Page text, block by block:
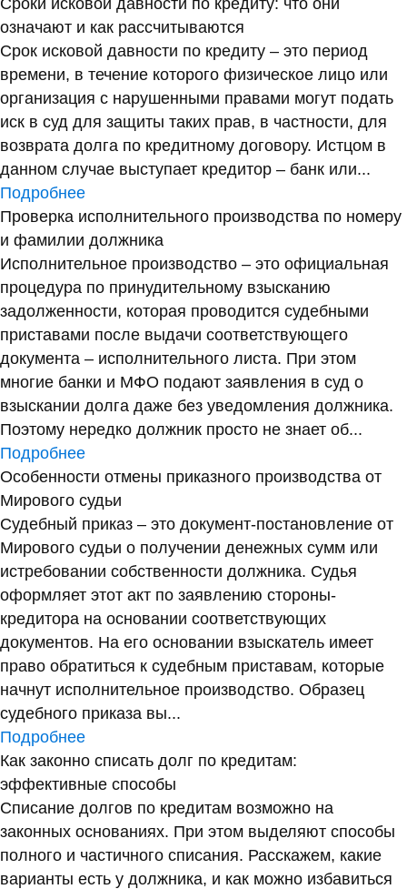
означают и как рассчитываются
Срок исковой давности по кредиту – это период
времени, в течение которого физическое лицо или
организация с нарушенными правами могут подать
иск в суд для защиты таких прав, в частности, для
возврата долга по кредитному договору. Истцом в
данном случае выступает кредитор – банк или...
Подробнее
Проверка исполнительного производства по номеру
и фамилии должника
Исполнительное производство – это официальная
процедура по принудительному взысканию
задолженности, которая проводится судебными
приставами после выдачи соответствующего
документа – исполнительного листа. При этом
многие банки и МФО подают заявления в суд о
взыскании долга даже без уведомления должника.
Поэтому нередко должник просто не знает об...
Подробнее
Особенности отмены приказного производства от
Мирового судьи
Судебный приказ – это документ-постановление от
Мирового судьи о получении денежных сумм или
истребовании собственности должника. Судья
оформляет этот акт по заявлению стороны-
кредитора на основании соответствующих
документов. На его основании взыскатель имеет
право обратиться к судебным приставам, которые
начнут исполнительное производство. Образец
судебного приказа вы...
Подробнее
Как законно списать долг по кредитам:
эффективные способы
Списание долгов по кредитам возможно на
законных основаниях. При этом выделяют способы
полного и частичного списания. Расскажем, какие
варианты есть у должника, и как можно избавиться